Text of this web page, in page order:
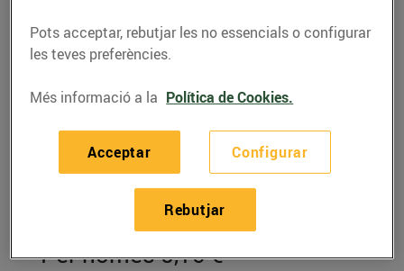
RECEPTES
Salmó sobre porros
cremosos
Per només 5,10 €
Pots acceptar, rebutjar les no essencials o configurar
les teves preferències.
Més informació a la Política de Cookies.
Configurar
Rebutjar
Acceptar